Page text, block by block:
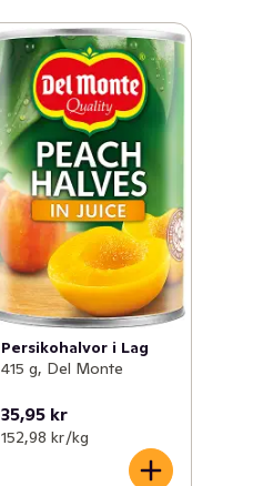
Persikohalvor i Lag
415 g, Del Monte
35,95 kr
152,98 kr /kg